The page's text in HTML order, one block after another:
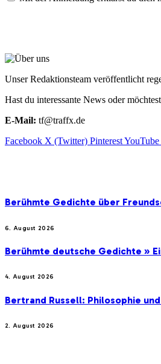
Unser Redaktionsteam veröffentlicht
Hast du interessante News oder
E-Mail: tf@traffx.de
Facebook X (Twitter) PinterestYouTube
Berühmte Gedichte über
6. August 2026
Berühmte deutsche Gedichte »
4. August 2026
Bertrand Russell: Philosophie
2. August 2026